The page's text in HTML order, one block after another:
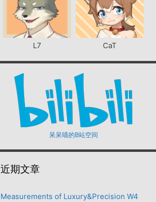
L7 CaT
呆呆喵的B站空间
近期文章
Measurements of Luxury&Precision W4